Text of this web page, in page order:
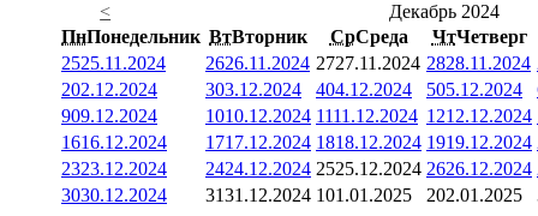
<
Декабрь 2024
ПнПонедельник ВтВторник СрСреда ЧтЧетверг
2525.11.2024 2626.11.2024 2727.11.2024 2828.11.2024
202.12.2024 303.12.2024 404.12.2024 505.12.2024
909.12.2024 1010.12.2024 1111.12.2024 1212.12.2024
1616.12.2024 1717.12.2024 1818.12.2024 1919.12.2024
2323.12.2024 2424.12.2024 2525.12.2024 2626.12.2024
3030.12.2024 3131.12.2024 101.01.2025 202.01.2025